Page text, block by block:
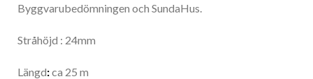
Byggvarubedömningen och SundaHus.
Stråhöjd : 24mm
Längd:ca 25 m